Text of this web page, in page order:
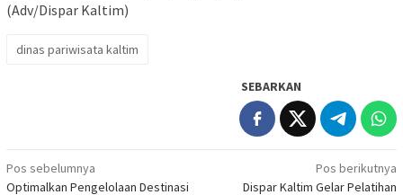
(Adv/Dispar Kaltim)
dinas pariwisata kaltim
SEBARKAN
Navigasi
Pos sebelumnya
Optimalkan Pengelolaan Destinasi
Pos berikutnya
Dispar Kaltim Gelar Pelatihan